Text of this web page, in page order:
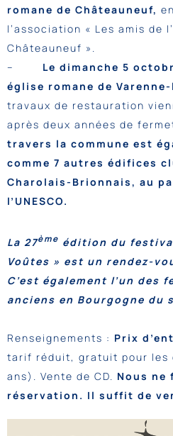
romane de Châteauneuf,
l’association « Les amis de
Châteauneuf ».
– Le dimanche 5
église romane de Varenne-
travaux de restauration
après deux années de
travers la commune est
comme 7 autres édifices
Charolais-Brionnais, au
l’UNESCO.
La 27ème édition du
Voûtes » est un rendez-
C’est également l’un des
anciens en Bourgogne du
Renseignements : Prix
tarif réduit, gratuit pour les
ans). Vente de CD. Nous ne
réservation. Il suffit de